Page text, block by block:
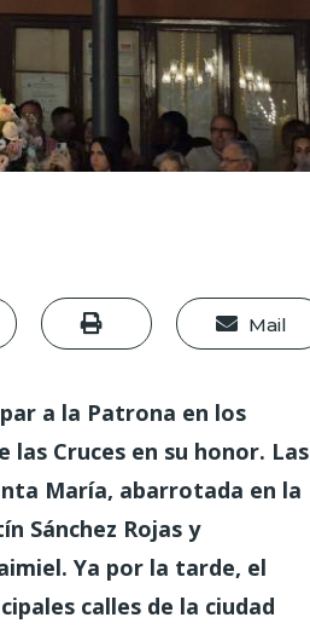
Mail
a la Patrona en los
Cruces en su honor. Las
María, abarrotada en la
Sánchez Rojas y
Ya por la tarde, el
calles de la ciudad